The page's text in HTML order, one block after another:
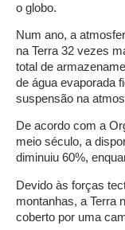
o globo.
Num ano, a
na Terra 32 vezes
total de
de água evaporada
suspensão na
De acordo com a
meio século, a
diminuiu 60%,
Devido às forças
montanhas, a Terra
coberto por uma